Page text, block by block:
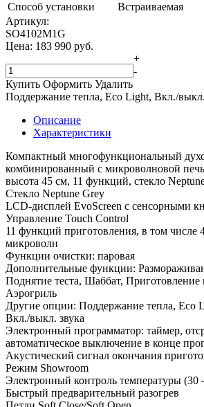
Способ установки
Встраиваемая
Артикул:
SO4102M1G
Цена: 183 990 руб.
+
-
Купить Оформить Удалить
Поддержание тепла, Eco Light, Вкл./
Описание
Характеристики
Компактный многофункциональный
комбинированный с микроволновой
высота 45 см, 11 функций, стекло
Стекло Neptune Grey
LCD-дисплей EvoScreen с сенсорными
Управление Touch Control
11 функций приготовления, в том числе
микроволн
Функции очистки: паровая
Дополнительные функции:
Поднятие теста, Шаббат,
Аэрогриль
Другие опции: Поддержание тепла, Eco
Вкл./выкл. звука
Электронный программатор: таймер,
автоматическое выключение в конце
Акустический сигнал окончания
Режим Showroom
Электронный контроль температуры (30
Быстрый предварительный разогрев